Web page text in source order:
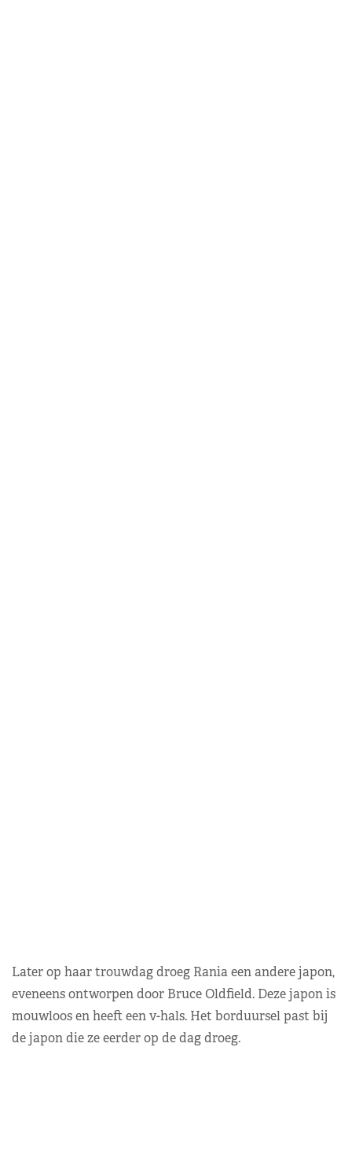
Later op haar trouwdag droeg Rania een andere japon,
eveneens ontworpen door Bruce Oldfield. Deze japon is
mouwloos en heeft een v-hals. Het borduursel past bij
de japon die ze eerder op de dag droeg.